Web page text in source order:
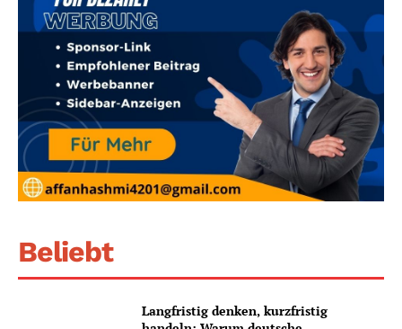
Beliebt
Langfristig denken, kurzfristig